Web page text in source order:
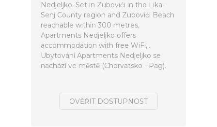
Nedjeljko. Set in Zubovići in the Lika-
Senj County region and Zubovići Beach
reachable within 300 metres,
Apartments Nedjeljko offers
accommodation with free WiFi,...
Ubytování Apartments Nedjeljko se
nachází ve městě (Chorvatsko - Pag).
OVĚŘIT DOSTUPNOST